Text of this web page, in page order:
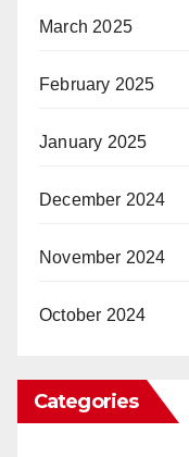
March 2025
February 2025
January 2025
December 2024
November 2024
October 2024
Categories